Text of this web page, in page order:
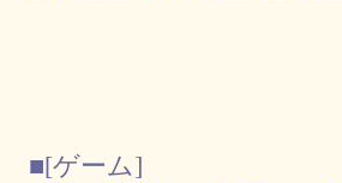
■[ゲーム]